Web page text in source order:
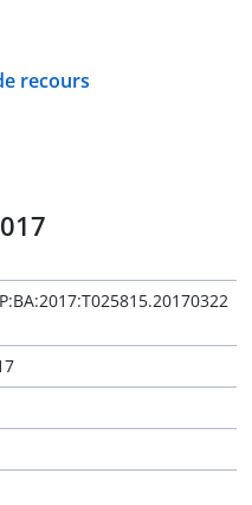
recours